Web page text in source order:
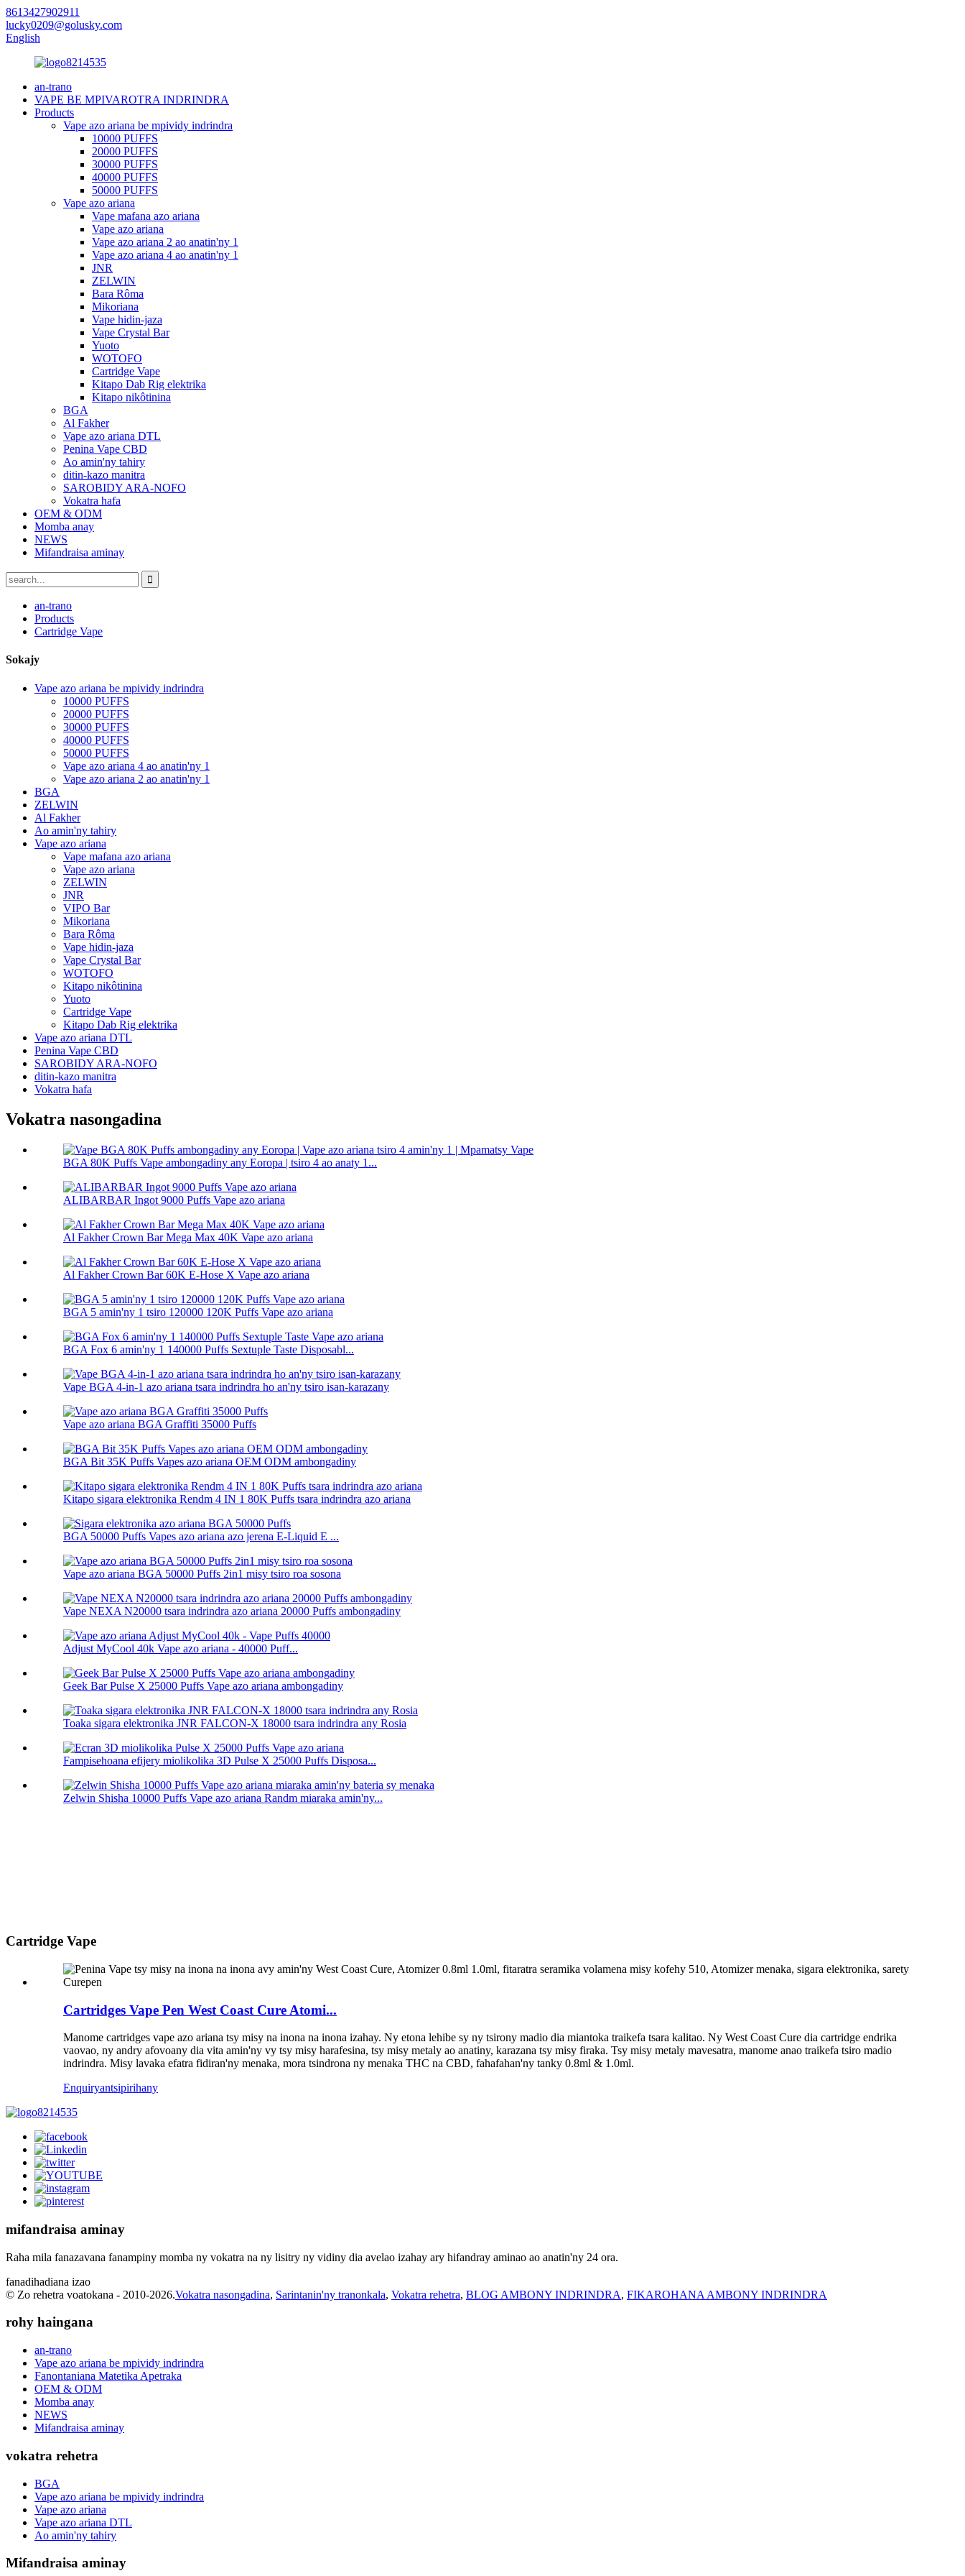
8613427902911
lucky0209@golusky.com
English
an-trano
VAPE BE MPIVAROTRA INDRINDRA
Products
Vape azo ariana be mpividy indrindra
10000 PUFFS
20000 PUFFS
30000 PUFFS
40000 PUFFS
50000 PUFFS
Vape azo ariana
Vape mafana azo ariana
Vape azo ariana
Vape azo ariana 2 ao anatin'ny 1
Vape azo ariana 4 ao anatin'ny 1
JNR
ZELWIN
Bara Rôma
Mikoriana
Vape hidin-jaza
Vape Crystal Bar
Yuoto
WOTOFO
Cartridge Vape
Kitapo Dab Rig elektrika
Kitapo nikôtinina
BGA
Al Fakher
Vape azo ariana DTL
Penina Vape CBD
Ao amin'ny tahiry
ditin-kazo manitra
SAROBIDY ARA-NOFO
Vokatra hafa
OEM & ODM
Momba anay
NEWS
Mifandraisa aminay
an-trano
Products
Cartridge Vape
Sokajy
Vape azo ariana be mpividy indrindra
10000 PUFFS
20000 PUFFS
30000 PUFFS
40000 PUFFS
50000 PUFFS
Vape azo ariana 4 ao anatin'ny 1
Vape azo ariana 2 ao anatin'ny 1
BGA
ZELWIN
Al Fakher
Ao amin'ny tahiry
Vape azo ariana
Vape mafana azo ariana
Vape azo ariana
ZELWIN
JNR
VIPO Bar
Mikoriana
Bara Rôma
Vape hidin-jaza
Vape Crystal Bar
WOTOFO
Kitapo nikôtinina
Yuoto
Cartridge Vape
Kitapo Dab Rig elektrika
Vape azo ariana DTL
Penina Vape CBD
SAROBIDY ARA-NOFO
ditin-kazo manitra
Vokatra hafa
Vokatra nasongadina
BGA 80K Puffs Vape ambongadiny any Eoropa | tsiro 4 ao anaty 1...
ALIBARBAR Ingot 9000 Puffs Vape azo ariana
Al Fakher Crown Bar Mega Max 40K Vape azo ariana
Al Fakher Crown Bar 60K E-Hose X Vape azo ariana
BGA 5 amin'ny 1 tsiro 120000 120K Puffs Vape azo ariana
BGA Fox 6 amin'ny 1 140000 Puffs Sextuple Taste Disposabl...
Vape BGA 4-in-1 azo ariana tsara indrindra ho an'ny tsiro isan-karazany
Vape azo ariana BGA Graffiti 35000 Puffs
BGA Bit 35K Puffs Vapes azo ariana OEM ODM ambongadiny
Kitapo sigara elektronika Rendm 4 IN 1 80K Puffs tsara indrindra azo ariana
BGA 50000 Puffs Vapes azo ariana azo jerena E-Liquid E ...
Vape azo ariana BGA 50000 Puffs 2in1 misy tsiro roa sosona
Vape NEXA N20000 tsara indrindra azo ariana 20000 Puffs ambongadiny
Adjust MyCool 40k Vape azo ariana - 40000 Puff...
Geek Bar Pulse X 25000 Puffs Vape azo ariana ambongadiny
Toaka sigara elektronika JNR FALCON-X 18000 tsara indrindra any Rosia
Fampisehoana efijery miolikolika 3D Pulse X 25000 Puffs Disposa...
Zelwin Shisha 10000 Puffs Vape azo ariana Randm miaraka amin'ny...
Cartridge Vape
Cartridges Vape Pen West Coast Cure Atomi...
Manome cartridges vape azo ariana tsy misy na inona na inona izahay. Ny etona lehibe sy ny tsirony madio dia miantoka traikefa tsara kalitao. Ny West Coast Cure dia cartridge endrika
vaovao, ny andry afovoany dia vita amin'ny vy tsy misy harafesina, tsy misy metaly ao anatiny, karazana tsy misy firaka. Tsy misy metaly mavesatra, manome anao traikefa tsiro madio
indrindra. Misy lavaka efatra fidiran'ny menaka, mora tsindrona ny menaka THC na CBD, fahafahan'ny tanky 0.8ml & 1.0ml.
Enquiryantsipirihany
mifandraisa aminay
Raha mila fanazavana fanampiny momba ny vokatra na ny lisitry ny vidiny dia avelao izahay ary hifandray aminao ao anatin'ny 24 ora.
fanadihadiana izao
© Zo rehetra voatokana - 2010-2026.Vokatra nasongadina, Sarintanin'ny tranonkala, Vokatra rehetra, BLOG AMBONY INDRINDRA, FIKAROHANA AMBONY INDRINDRA
rohy haingana
an-trano
Vape azo ariana be mpividy indrindra
Fanontaniana Matetika Apetraka
OEM & ODM
Momba anay
NEWS
Mifandraisa aminay
vokatra rehetra
BGA
Vape azo ariana be mpividy indrindra
Vape azo ariana
Vape azo ariana DTL
Ao amin'ny tahiry
Mifandraisa aminay